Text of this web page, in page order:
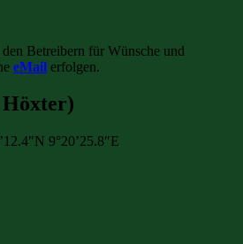
Betreibern für Wünsche und
eMail erfolgen.
Höxter)
9°20’25.8″E